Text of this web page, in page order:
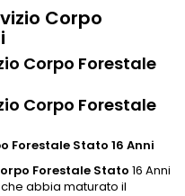
Corpo
Corpo Forestale
Corpo Forestale
Forestale Stato 16 Anni
Forestale Stato 16 Anni
che abbia maturato il